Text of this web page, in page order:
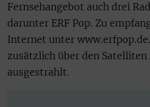
Fernsehangebot auch drei
darunter ERF Pop. Zu
Internet unter
zusätzlich über den Satelliten
ausgestrahlt.